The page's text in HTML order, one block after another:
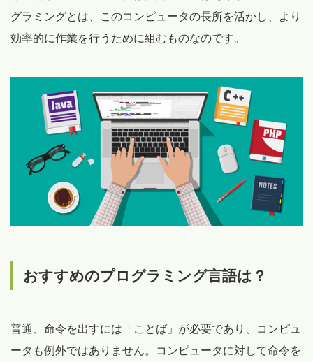
グラミングとは、このコンピュータの長所を活かし、より
効率的に作業を行うために組むものなのです。
おすすめのプログラミング言語は？
普通、命令を出すには「ことば」が必要であり、コンピュ
ータも例外ではありません。コンピュータに対して命令を